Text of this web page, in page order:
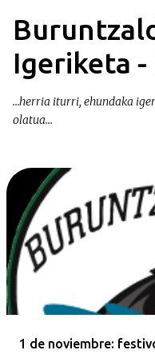
Ir al
Igeriketa
...herria iturri, ehundaka
olatua...
E
r
a
d
1 de noviembre: